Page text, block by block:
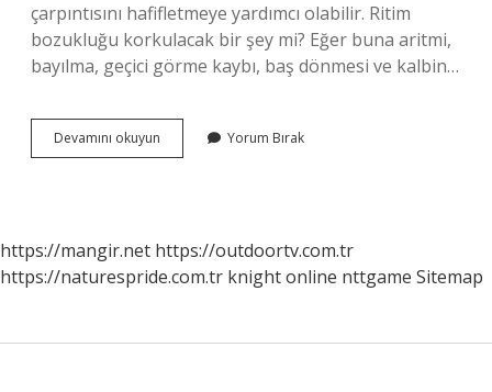
çarpıntısını hafifletmeye yardımcı olabilir. Ritim
bozukluğu korkulacak bir şey mi? Eğer buna aritmi,
bayılma, geçici görme kaybı, baş dönmesi ve kalbin…
Devamını okuyun
Bozukluğu
Yorum Bırak
https://mangir.net https://outdoortv.com.tr
https://naturespride.com.tr knight online nttgame Sitemap